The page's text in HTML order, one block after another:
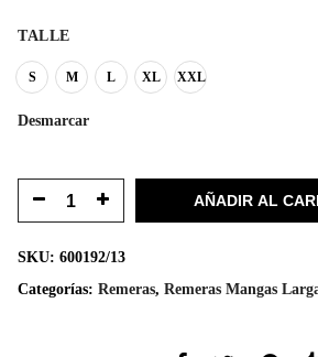
TALLE
S M L XL XXL
Desmarcar
AÑADIR AL
SKU: 600192/13
Categorías: Remeras, Remeras Mangas